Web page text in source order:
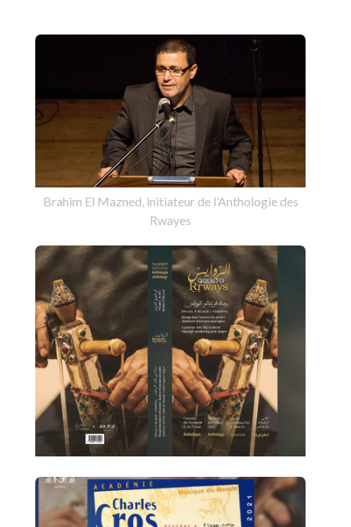
Brahim El Mazned, initiateur de l’Anthologie des
Rwayes